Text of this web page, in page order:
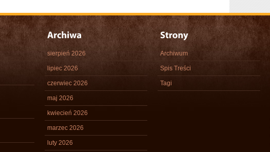
sierpień 2026
lipiec 2026
czerwiec 2026
maj 2026
kwiecień 2026
marzec 2026
luty 2026
Archiwum
Spis Treści
Tagi